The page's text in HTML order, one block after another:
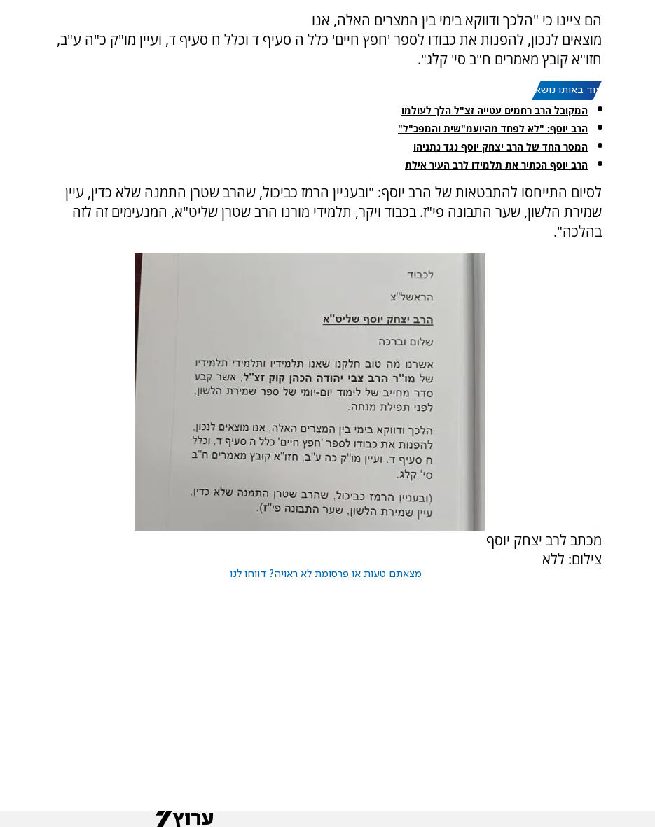
הם ציינו כי "הלכך ודווקא בימי בין המצרים האלה, אנו
מוצאים לנכון, להפנות את כבודו לספר 'חפץ חיים' כלל ה סעיף ד וכלל ח סעיף ד, ועיין מו"ק כ"ה ע"ב,
חזו"א קובץ מאמרים ח"ב סי' קלג".
עוד באותו נושא:
המקובל הרב רחמים עטייה זצ"ל הלך לעולמו
הרב יוסף: "לא לפחד מהיועמ"שית והמפכ"ל"
המסר החד של הרב יצחק יוסף נגד נתניהו
הרב יוסף הכתיר את תלמידו לרב העיר אילת
לסיום התייחסו להתבטאות של הרב יוסף: "ובעניין הרמז כביכול, שהרב שטרן התמנה שלא כדין, עיין
שמירת הלשון, שער התבונה פי"ז. בכבוד ויקר, תלמידי מורנו הרב שטרן שליט"א, המנעימים זה לזה
בהלכה".
מכתב לרב יצחק יוסף
צילום: ללא
מצאתם טעות או פרסומת לא ראויה? דווחו לנו